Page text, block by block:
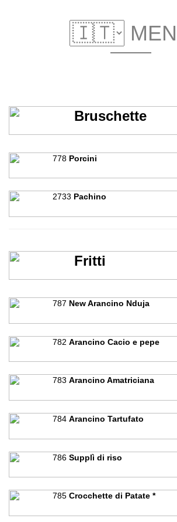
Bruschette
778 Porcini
2733 Pachino
Fritti
787 New Arancino Nduja
782 Arancino Cacio e pepe
783 Arancino Amatriciana
784 Arancino Tartufato
786 Supplì di riso
785 Crocchette di Patate *